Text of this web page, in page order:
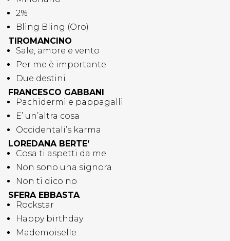
2%
Bling Bling (Oro)
TIROMANCINO
Sale, amore e vento
Per me è importante
Due destini
FRANCESCO GABBANI
Pachidermi e pappagalli
E’ un’altra cosa
Occidentali’s karma
LOREDANA BERTE’
Cosa ti aspetti da me
Non sono una signora
Non ti dico no
SFERA EBBASTA
Rockstar
Happy birthday
Mademoiselle